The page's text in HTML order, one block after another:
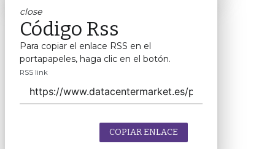
close
Código Rss
Para copiar el enlace RSS en el
portapapeles, haga clic en el botón.
RSS link
COPIAR ENLACE